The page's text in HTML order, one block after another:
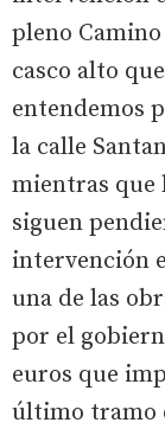
pleno
casco alto
entendemos
la calle
mientras que
siguen
intervención
una de las
por el
euros que
último tramo